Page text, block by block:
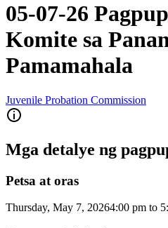
05-07-26
Komite sa
Pamamahala
Juvenile Probation Commission
Mga detalye ng
Petsa at oras
Thursday, May 7, 20264:00 pm to